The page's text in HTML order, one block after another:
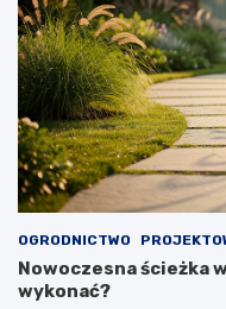
OGRODNICTWO
Nowoczesna ścieżka
wykonać?